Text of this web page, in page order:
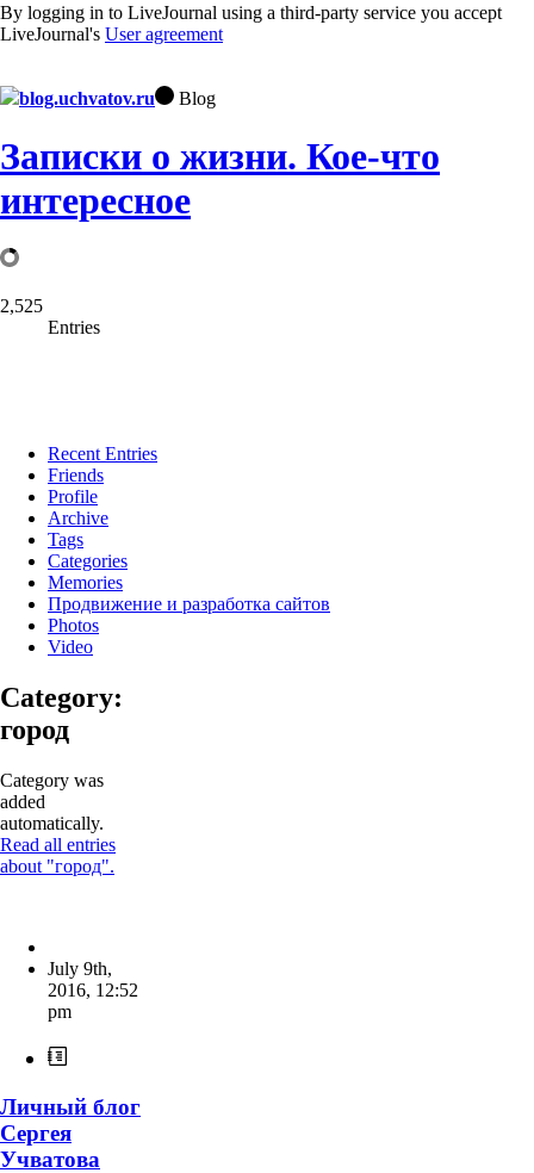
By logging in to LiveJournal using a third-party service you accept
LiveJournal's User agreement
blog.uchvatov.ru Blog
Записки о жизни. Кое-что
интересное
2,525
Entries
Recent Entries
Friends
Profile
Archive
Tags
Categories
Memories
Продвижение и разработка сайтов
Photos
Video
Category:
город
Category was
added
automatically.
Read all entries
about "город".
July 9th,
2016, 12:52
pm
Личный блог
Сергея
Учватова